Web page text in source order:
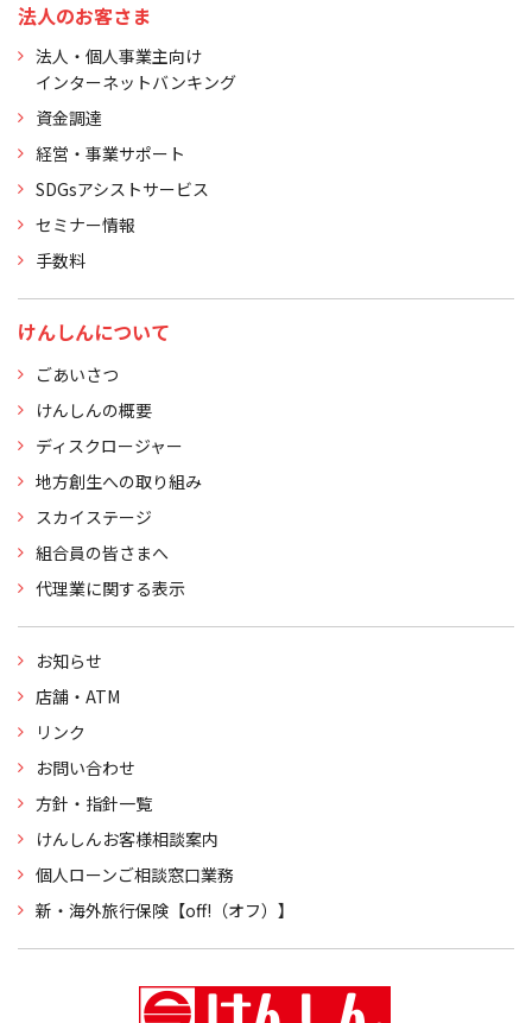
法人のお客さま
法人・個人事業主向け
インターネットバンキング
資金調達
経営・事業サポート
SDGsアシストサービス
セミナー情報
手数料
けんしんについて
ごあいさつ
けんしんの概要
ディスクロージャー
地方創生への取り組み
スカイステージ
組合員の皆さまへ
代理業に関する表示
お知らせ
店舗・ATM
リンク
お問い合わせ
方針・指針一覧
けんしんお客様相談案内
個人ローンご相談窓口業務
新・海外旅行保険【off!（オフ）】